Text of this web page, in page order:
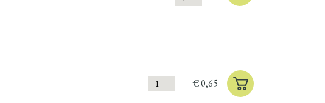
€0,65